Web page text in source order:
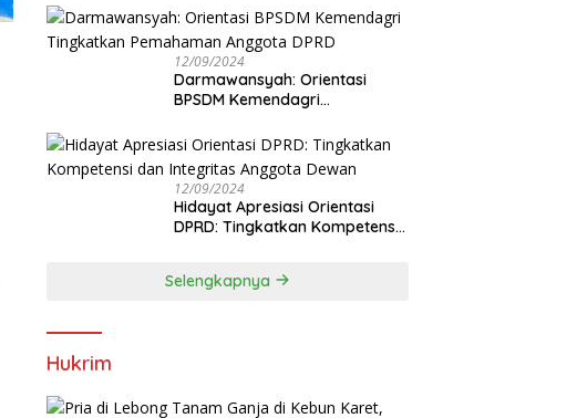
DPRD
12/09/2024
Darmawansyah: Orientasi
BPSDM Kemendagri
Anggota DPRD
12/09/2024
Hidayat Apresiasi Orientasi
DPRD: Tingkatkan Kompetensi
Selengkapnya
Hukrim